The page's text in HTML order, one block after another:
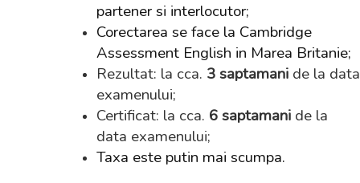
partener si interlocutor;
Corectarea se face la Cambridge
Assessment English in Marea Britanie;
Rezultat: la cca. 3 saptamani de la data
examenului;
Certificat: la cca. 6 saptamani de la
data examenului;
Taxa este putin mai scumpa.